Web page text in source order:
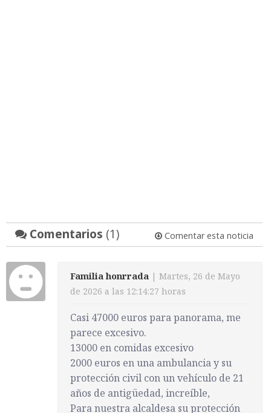
Comentarios (1) Comentar esta noticia
Familia honrrada | Martes, 26 de Mayo
de 2026 a las 12:14:27 horas
Casi 47000 euros para panorama, me
parece excesivo.
13000 en comidas excesivo
2000 euros en una ambulancia y su
protección civil con un vehículo de 21
años de antigüedad, increíble,
Para nuestra alcaldesa su protección